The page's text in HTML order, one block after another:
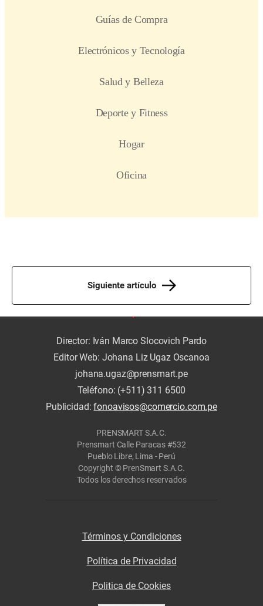
Siguiente artículo
Director: Iván Marco Slocovich Pardo
Editor Web: Johana Liz Ugaz Oscanoa
johana.ugaz@prensmart.pe
Teléfono: (+511) 311 6500
Publicidad:fonoavisos@comercio.com.pe
PRENSMART S.A.C.
Prensmart Calle Paracas #532
Pueblo Libre, Lima - Perú
Copyright © PrenSmart S.A.C.
Todos los derechos reservados
Términos y Condiciones
Política de Privacidad
Politica de Cookies